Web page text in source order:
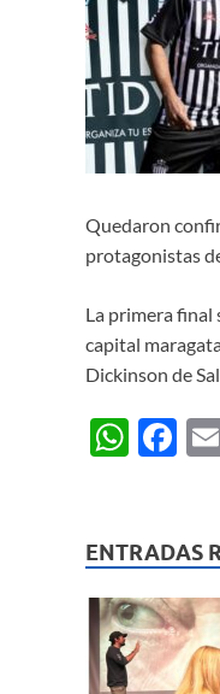
Quedaron
protagonistas
La primera final
capital
Dickinson de
W
s
A
p
p
F
b
o
o
k
ENTRADAS